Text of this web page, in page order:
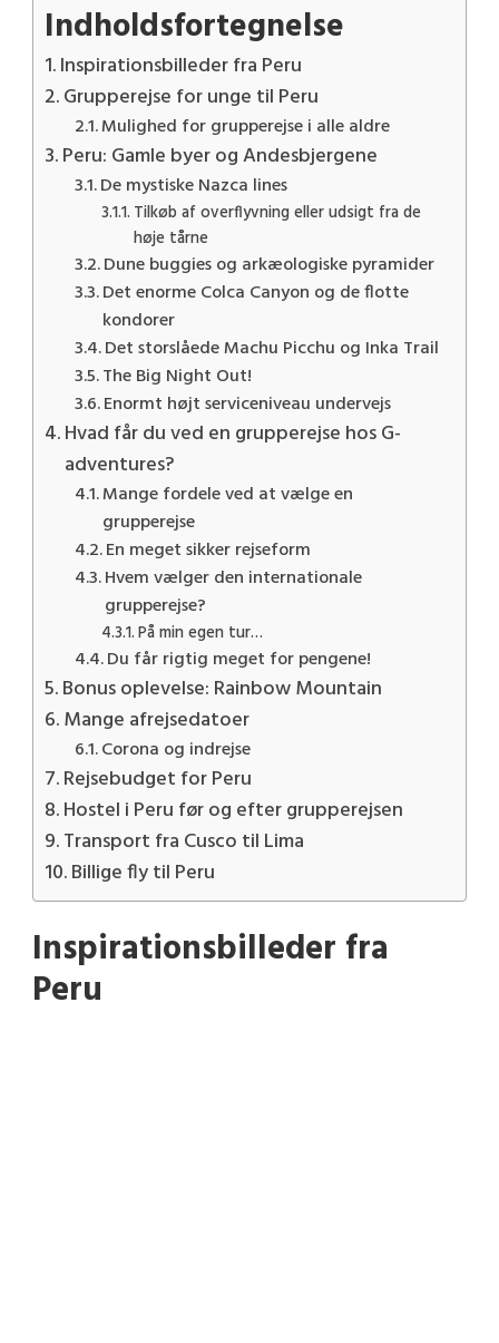
Indholdsfortegnelse
Inspirationsbilleder fra Peru
Grupperejse for unge til Peru
Mulighed for grupperejse i alle aldre
Peru: Gamle byer og Andesbjergene
De mystiske Nazca lines
Tilkøb af overflyvning eller udsigt fra de
høje tårne
Dune buggies og arkæologiske pyramider
Det enorme Colca Canyon og de flotte
kondorer
Det storslåede Machu Picchu og Inka Trail
The Big Night Out!
Enormt højt serviceniveau undervejs
Hvad får du ved en grupperejse hos G-
adventures?
Mange fordele ved at vælge en
grupperejse
En meget sikker rejseform
Hvem vælger den internationale
grupperejse?
På min egen tur…
Du får rigtig meget for pengene!
Bonus oplevelse: Rainbow Mountain
Mange afrejsedatoer
Corona og indrejse
Rejsebudget for Peru
Hostel i Peru før og efter grupperejsen
Transport fra Cusco til Lima
Billige fly til Peru
Inspirationsbilleder fra
Peru